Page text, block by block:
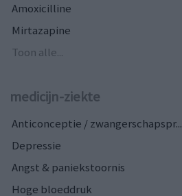
Amoxicilline
Mirtazapine
Toon alle...
medicijn-ziekte
Anticonceptie / zwangerschapspr...
Depressie
Angst & paniekstoornis
Hoge bloeddruk